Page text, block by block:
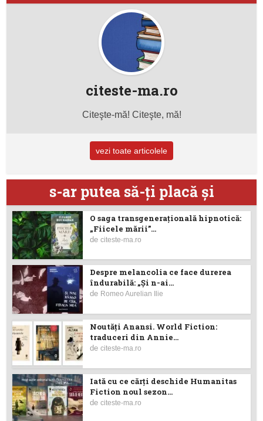
citeste-ma.ro
Citeşte-mă! Citeşte, mă!
vezi toate articolele
s-ar putea să-ţi placă şi
O saga transgenerațională hipnotică:
„Fiicele mării”...
deciteste-ma.ro
Despre melancolia ce face durerea
îndurabilă: „Și n-ai...
de Romeo Aurelian Ilie
Noutăţi Anansi. World Fiction:
traduceri din Annie...
deciteste-ma.ro
Iată cu ce cărţi deschide Humanitas
Fiction noul sezon...
deciteste-ma.ro